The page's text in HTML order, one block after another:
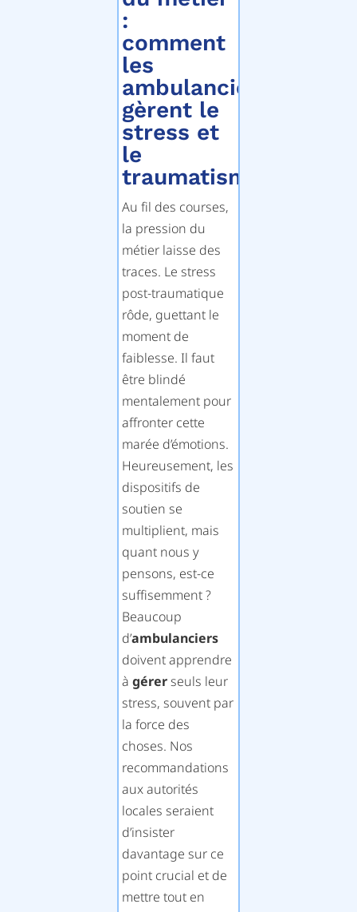
:
comment
les
ambulanciers
gèrent le
stress et
le
traumatisme
Au fil des courses,
la pression du
métier laisse des
traces. Le stress
post-traumatique
rôde, guettant le
moment de
faiblesse. Il faut
être blindé
mentalement pour
affronter cette
marée d’émotions.
Heureusement, les
dispositifs de
soutien se
multiplient, mais
quant nous y
pensons, est-ce
suffisemment ?
Beaucoup
d’ambulanciers
doivent apprendre
àgérerseuls leur
stress, souvent par
la force des
choses. Nos
recommandations
aux autorités
locales seraient
d’insister
davantage sur ce
point crucial et de
mettre tout en